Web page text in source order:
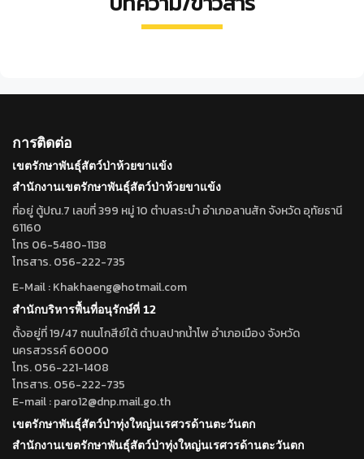
การติดต่อ
เขตรักษาพันธุ์สัตว์ป่าห้วยขาแข้ง
สำนักงานเขตรักษาพันธุ์สัตว์ป่าห้วยขาแข้ง
ที่อยู่ ตู้ปณ.7 เลขที่ 399 หมู่ 10 ตำบลระบำ อำเภอลานสัก จังหวัด อุทัยธานี
61160
โทร 06-5480-1138
โทรสาร. 056-222-735
E-Mail : Khakhaeng@hotmail.com
สำนักบริหารพื้นที่อนุรักษ์ที่ 12
ตั้งอยู่ที่ 19/47 ถนนโกสีย์ใต้ ตำบลปากน้ำโพ อำเภอเมือง จังหวัด
นครสวรรค์ 60000
โทร. 056-221-1408
โทรสาร. 056-222-735
E-mail : paro12@dnp.mail.go.th
เขตรักษาพันธุ์สัตว์ป่าทุ่งใหญ่นเรศวรด้านตะวันตก
สำนักงานเขตรักษาพันธุ์สัตว์ป่าทุ่งใหญ่นเรศวรด้านตะวันตก